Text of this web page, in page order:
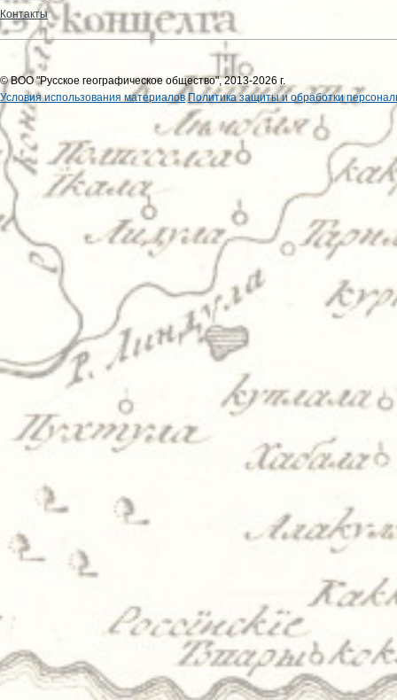
Контакты
© ВОО "Русское географическое общество", 2013-2026 г.
Условия использования материалов Политика защиты и обработки